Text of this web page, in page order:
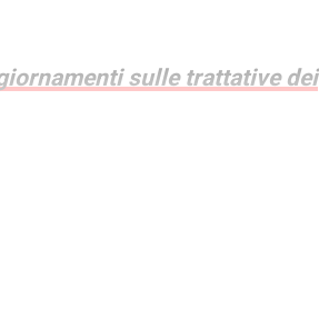
sulle trattative dei